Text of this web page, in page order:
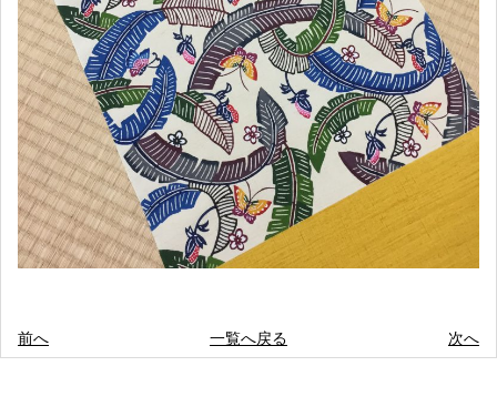
前へ 一覧へ戻る 次へ